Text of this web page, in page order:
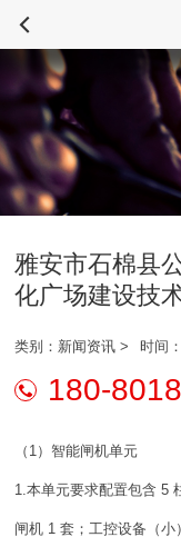
雅安市石棉县
化广场建设技
类别： 新闻资讯 > 时间
180-
（1）智能闸机单元
1.本单元要求配置包含 5
闸机 1 套；工控设备（